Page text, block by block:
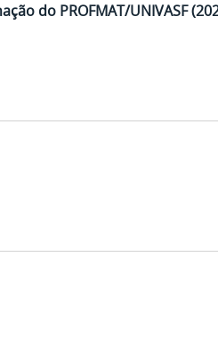
do PROFMAT/UNIVASF